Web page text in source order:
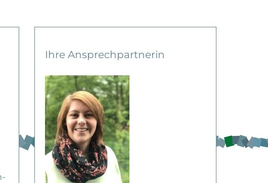
Ihre Ansprechpartnerin